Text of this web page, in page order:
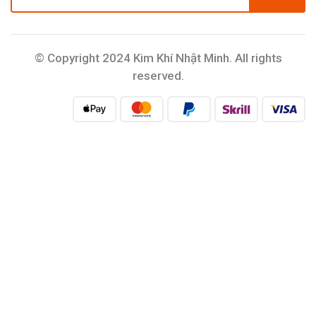
© Copyright 2024 Kim Khí Nhật Minh. All rights
reserved.